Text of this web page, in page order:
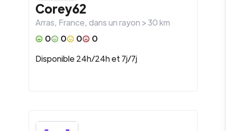
Corey62
Arras, France, dans un rayon >30km
0
0 0
0
Disponible 24h/24h et 7j/7j